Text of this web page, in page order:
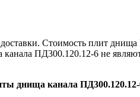
Стоимость плит
ПД300.120.12-6 не
днища канала